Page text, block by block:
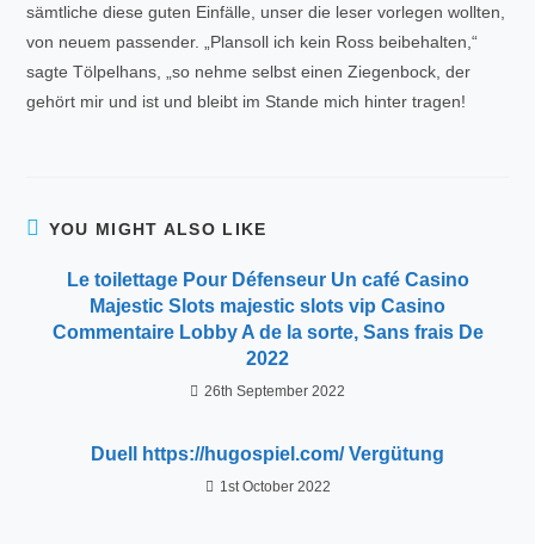
sämtliche diese guten Einfälle, unser die leser vorlegen wollten,
von neuem passender. „Plansoll ich kein Ross beibehalten,“
sagte Tölpelhans, „so nehme selbst einen Ziegenbock, der
gehört mir und ist und bleibt im Stande mich hinter tragen!
YOU MIGHT ALSO LIKE
Le toilettage Pour Défenseur Un café Casino
Majestic Slots majestic slots vip Casino
Commentaire Lobby A de la sorte, Sans frais De
2022
26th September 2022
Duell https://hugospiel.com/ Vergütung
1st October 2022